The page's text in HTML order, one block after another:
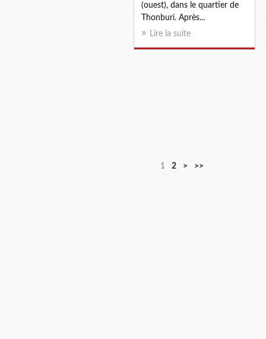
(ouest), dans le quartier de
Thonburi. Après...
Lire la suite
1 2 > >>